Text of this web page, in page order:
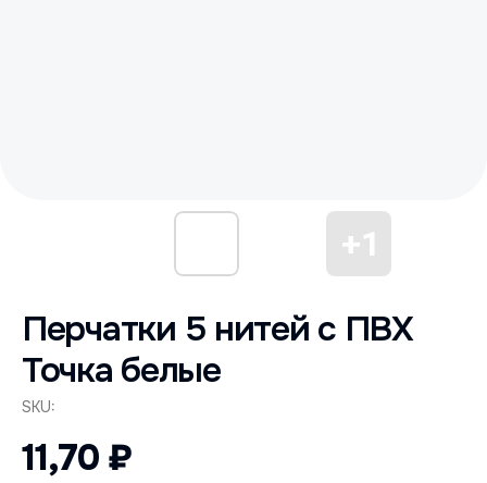
Перчатки 5 нитей с ПВХ
Точка белые
SKU:
11,70 ₽